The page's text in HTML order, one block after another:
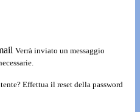
Verrà inviato un messaggio
Effettua il reset della password